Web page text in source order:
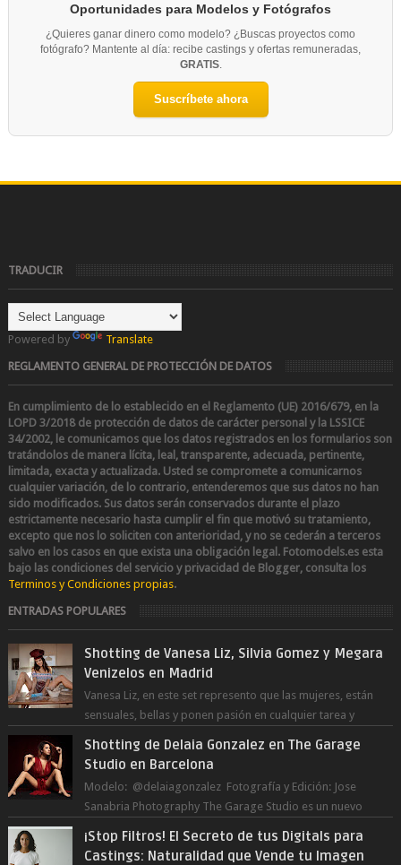
Oportunidades para Modelos y Fotógrafos
¿Quieres ganar dinero como modelo? ¿Buscas proyectos como
fotógrafo? Mantente al día: recibe castings y ofertas remuneradas,
GRATIS.
Suscríbete ahora
TRADUCIR
Powered by
Translate
REGLAMENTO GENERAL DE PROTECCIÓN DE DATOS
En cumplimiento de lo establecido en el Reglamento (UE) 2016/679, en la
LOPD 3/2018 de protección de datos de carácter personal y la LSSICE
34/2002, le comunicamos que los datos registrados en los formularios son
tratándolos de manera lícita, leal, transparente, adecuada, pertinente,
limitada, exacta y actualizada. Usted se compromete a comunicarnos
cualquier variación, de lo contrario, entenderemos que sus datos no han
sido modificados. Sus datos serán conservados durante el plazo
estrictamente necesario hasta cumplir el fin que motivó su tratamiento,
excepto que nos lo soliciten con anterioridad, y no se cederán a terceros
salvo en los casos en que exista una obligación legal.Fotomodels.es esta
bajo las condiciones del servicio y privacidad de Blogger, consulta los
Terminos y Condiciones propias.
ENTRADAS POPULARES
Shotting de Vanesa Liz, Silvia Gomez y Megara
Venizelos en Madrid
Vanesa Liz, en este set represento que las mujeres, están
sensuales, bellas y ponen pasión en cualquier tarea y
Shotting de Delaia Gonzalez en The Garage
Studio en Barcelona
Modelo: @delaiagonzalez Fotografía y Edición: Jose
Sanabria Photography The Garage Studio es un nuevo
¡Stop Filtros! El Secreto de tus Digitals para
Castings: Naturalidad que Vende tu Imagen